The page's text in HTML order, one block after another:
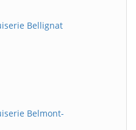
Bellignat
Belmont-